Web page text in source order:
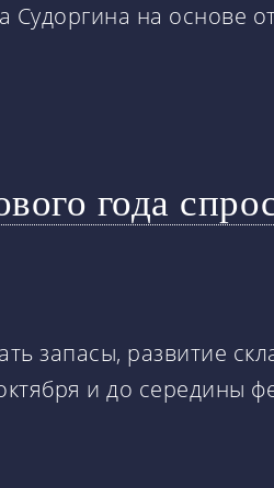
Судоргина на основе
года
запасы, развитие
и до середины